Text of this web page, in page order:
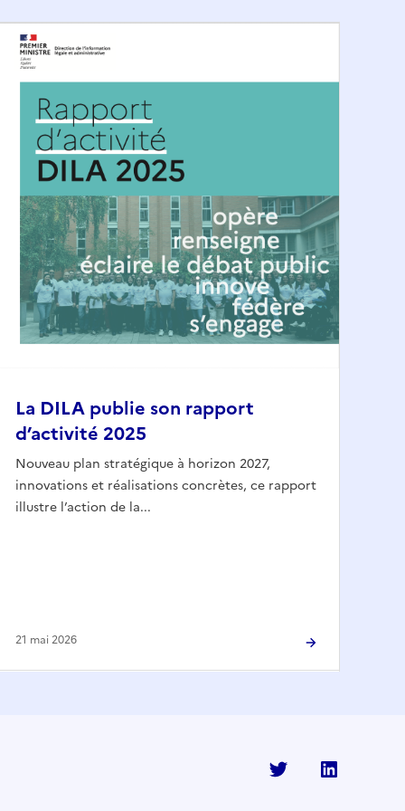
La DILA publie son rapport
d’activité 2025
Nouveau plan stratégique à horizon 2027,
innovations et réalisations concrètes, ce rapport
illustre l’action de la...
21 mai 2026
Twitter